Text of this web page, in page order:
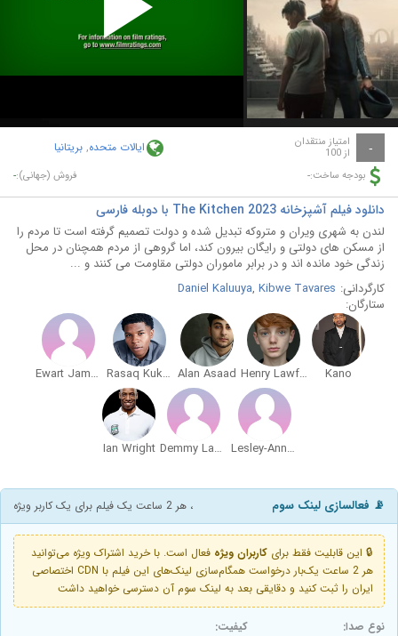
Play
Video
- امتیاز منتقدان
از 100 ایالات متحده, بریتانیا
بودجه ساخت:- فروش (جهانی):-
دانلود فیلم آشپزخانه The Kitchen 2023 با دوبله فارسی
لندن به شهری ویران و متروکه تبدیل شده و دولت تصمیم گرفته است تا مردم را
از مسکن های دولتی و رایگان بیرون کند، اما گروهی از مردم همچنان در محل
زندگی خود مانده اند و در برابر ماموران دولتی مقاومت می کنند و ...
کارگردانی:
Daniel Kaluuya, Kibwe Tavares
ستارگان:
Kano
Henry Lawfull
Alan Asaad
Rasaq Kukoyi
Ewart James Walters
Lesley-Anne Miller
Demmy Ladipo
Ian Wright
📡 فعالسازی لینک سوم ، هر 2 ساعت یک فیلم برای یک کاربر ویژه
🔒 این قابلیت فقط برای کاربران ویژه فعال است. با خرید اشتراک ویژه می‌توانید
هر 2 ساعت یک‌بار درخواست همگام‌سازی لینک‌های این فیلم با CDN اختصاصی
ایران را ثبت کنید و دقایقی بعد به لینک سوم آن دسترسی خواهید داشت
نوع صدا: کیفیت: